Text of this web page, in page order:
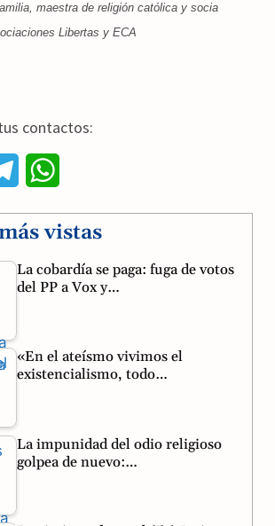
maestra de religión católica y socia
Libertas y ECA
contactos:
l
e
a
a
t
p
vistas
La cobardía se paga: fuga de votos
del PP a Vox y…
«En el ateísmo vivimos el
existencialismo, todo…
La impunidad del odio religioso
golpea de nuevo:…